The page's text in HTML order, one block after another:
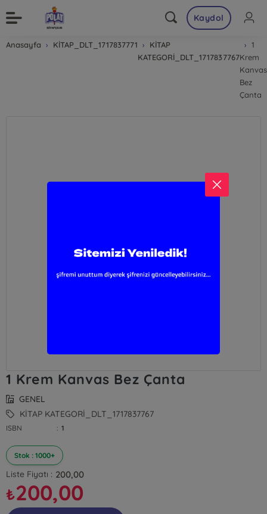
Kaydol
Anasayfa KİTAP_DLT_1717837771
KİTAP
KATEGORİ_DLT_1717837767
1
Krem
Kanvas
Bez
Çanta
1 Krem Kanvas Bez Çanta
GENEL
KİTAP KATEGORİ_DLT_1717837767
ISBN : 1
Stok : 1000+
Liste Fiyatı : 200,00
₺200,00